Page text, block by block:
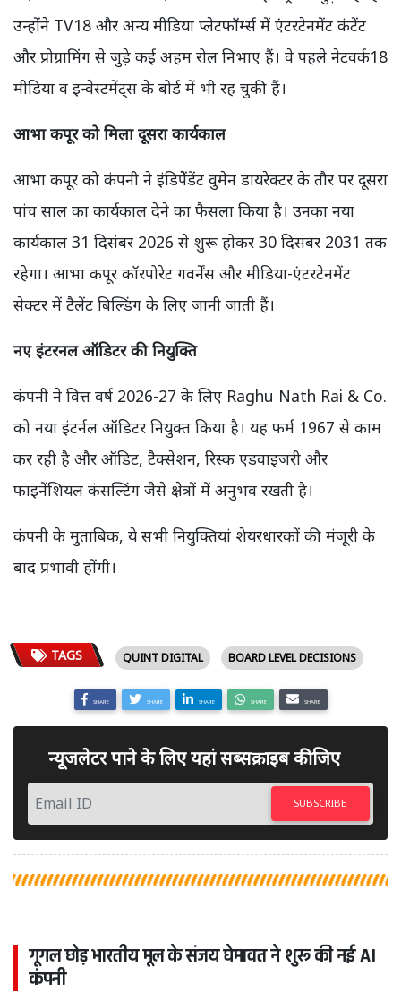
उन्होंने TV18 और अन्य मीडिया प्लेटफॉर्म्स में एंटरटेनमेंट कंटेंट
और प्रोग्रामिंग से जुड़े कई अहम रोल निभाए हैं। वे पहले नेटवर्क18
मीडिया व इन्वेस्टमेंट्स के बोर्ड में भी रह चुकी हैं।
आभा कपूर को मिला दूसरा कार्यकाल
आभा कपूर को कंपनी ने इंडिपेेंडेंट वुमेन डायरेक्टर के तौर पर दूसरा
पांच साल का कार्यकाल देने का फैसला किया है। उनका नया
कार्यकाल 31 दिसंबर 2026 से शुरू होकर 30 दिसंबर 2031 तक
रहेगा। आभा कपूर कॉरपोरेट गवर्नेंस और मीडिया-एंटरटेनमेंट
सेक्टर में टैलेंट बिल्डिंग के लिए जानी जाती हैं।
नए इंटरनल ऑडिटर की नियुक्ति
कंपनी ने वित्त वर्ष 2026-27 के लिए Raghu Nath Rai & Co.
को नया इंटर्नल ऑडिटर नियुक्त किया है। यह फर्म 1967 से काम
कर रही है और ऑडिट, टैक्सेशन, रिस्क एडवाइजरी और
फाइनेंशियल कंसल्टिंग जैसे क्षेत्रों में अनुभव रखती है।
कंपनी के मुताबिक, ये सभी नियुक्तियां शेयरधारकों की मंजूरी के
बाद प्रभावी होंगी।
TAGS QUINT DIGITAL BOARD LEVEL DECISIONS
SHARE SHARE SHARE SHARE SHARE
न्यूजलेटर पाने के लिए यहां सब्सक्राइब कीजिए
SUBSCRIBE
गूगल छोड़ भारतीय मूल के संजय घेमावत ने शुरू की नई AI
कंपनी